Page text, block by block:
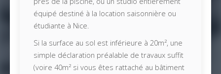
équipé destiné à la location saisonnière ou
étudiante à Nice.
Si la surface au sol est inférieure à 20m², une
simple déclaration préalable de travaux suffit
(voire 40m² si vous êtes rattaché au bâtiment